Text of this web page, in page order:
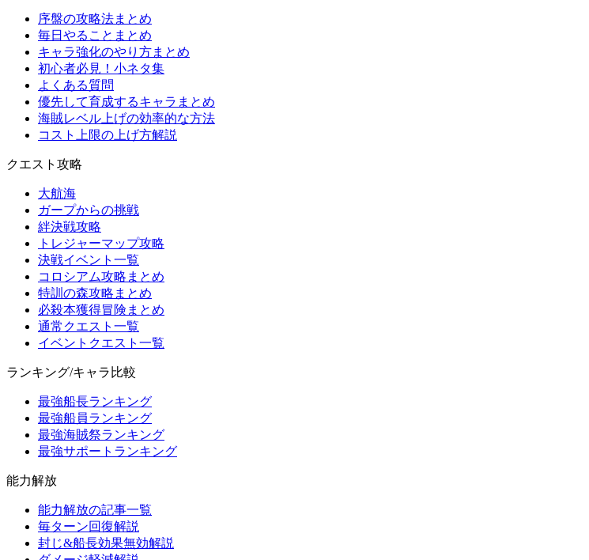
序盤の攻略法まとめ
毎日やることまとめ
キャラ強化のやり方まとめ
初心者必見！小ネタ集
よくある質問
優先して育成するキャラまとめ
海賊レベル上げの効率的な方法
コスト上限の上げ方解説
クエスト攻略
大航海
ガープからの挑戦
絆決戦攻略
トレジャーマップ攻略
決戦イベント一覧
コロシアム攻略まとめ
特訓の森攻略まとめ
必殺本獲得冒険まとめ
通常クエスト一覧
イベントクエスト一覧
ランキング/キャラ比較
最強船長ランキング
最強船員ランキング
最強海賊祭ランキング
最強サポートランキング
能力解放
能力解放の記事一覧
毎ターン回復解説
封じ&船長効果無効解説